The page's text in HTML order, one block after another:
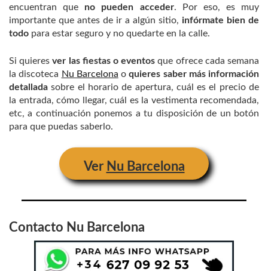
encuentran que no pueden acceder. Por eso, es muy
importante que antes de ir a algún sitio, infórmate bien de
todo para estar seguro y no quedarte en la calle.
Si quieresver las fiestas o eventos que ofrece cada semana
la discoteca Nu Barcelona oquieres saber más información
detallada sobre el horario de apertura, cuál es el precio de
la entrada, cómo llegar, cuál es la vestimenta recomendada,
etc, a continuación ponemos a tu disposición de un botón
para que puedas saberlo.
Ver Nu Barcelona
Contacto Nu Barcelona